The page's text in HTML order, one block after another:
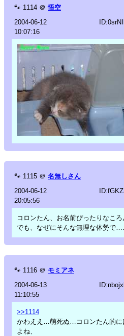
🐾 1114 ＠ 悟空
2004-06-12
10:07:16
🐾 1115 ＠ 名無しさん
2004-06-12
20:05:56
コロンたん、お名前ぴったりなころ
でも、なぜにそんな無理な体勢で
🐾 1116 ＠ モミアネ
2004-06-13
11:10:55
>>1114
かわええ…萌死ぬ…コロンたん的に
よね、